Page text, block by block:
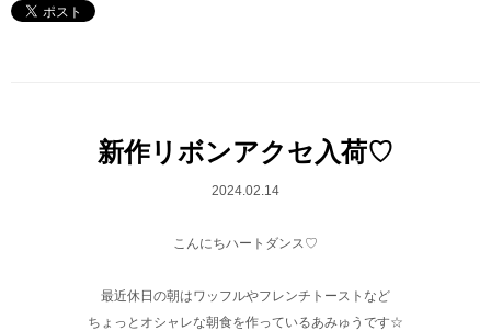
新作リボンアクセ入荷♡
2024.02.14
こんにちハートダンス♡
最近休日の朝はワッフルやフレンチトーストなど
ちょっとオシャレな朝食を作っているあみゅうです☆